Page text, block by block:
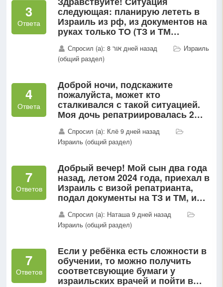
3
Ответа
следующая: планирую лететь в
Израиль из рф, из документов на
руках только ТО (ТЗ и ТМ
возможно ли получить
временный ТЗ в аэропорту в
Спросил (а): אור 8 дней назад
Израиль
(общий раздел)
4
Ответа
Доброй ночи, подскажите
пожалуйста, может кто
сталкивался с такой ситуацией.
Моя дочь репатриировалась 2
родилась доченька...
Спросил (а): Клё 9 дней назад
Израиль (общий раздел)
7
Ответов
Добрый вечер! Мой сын два года
назад, летом 2024 года, приехал в
Израиль с визой репатрианта,
подал документы на ТЗ и ТМ, и
эти документы...
Спросил (а): Наташа 9 дней назад
Израиль (общий раздел)
7
Ответов
Если у ребёнка есть сложности в
обучении, то можно получить
соответсвующие бумаги у
израильских врачей и пойти в